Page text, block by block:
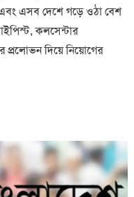
এবং এসব দেশে গড়ে ওঠা বেশ
কলসেন্টার
প্রলোভন দিয়ে নিয়োগের